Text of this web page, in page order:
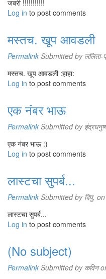
जबरी !!!!!!!!!!!
Log in to post comments
मस्तच. खूप आवडली
Permalink Submitted by ललिता-
मस्तच. खूप आवडली :हाहा:
Log in to post comments
एक नंबर भाऊ
Permalink Submitted by
एक नंबर भाऊ :)
Log in to post comments
लास्टचा सुपर्ब...
Permalink Submitted by दिपु.
लास्टचा सुपर्ब...
Log in to post comments
(No subject)
Permalink Submitted by कविन